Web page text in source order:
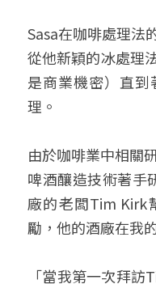
Sasa在咖啡處理法
從他新穎的冰處理
是商業機密）直
理。
由於咖啡業中相關
啤酒釀造技術著手
廠的老闆Tim Kirk
勵，他的酒廠在我
「當我第一次拜